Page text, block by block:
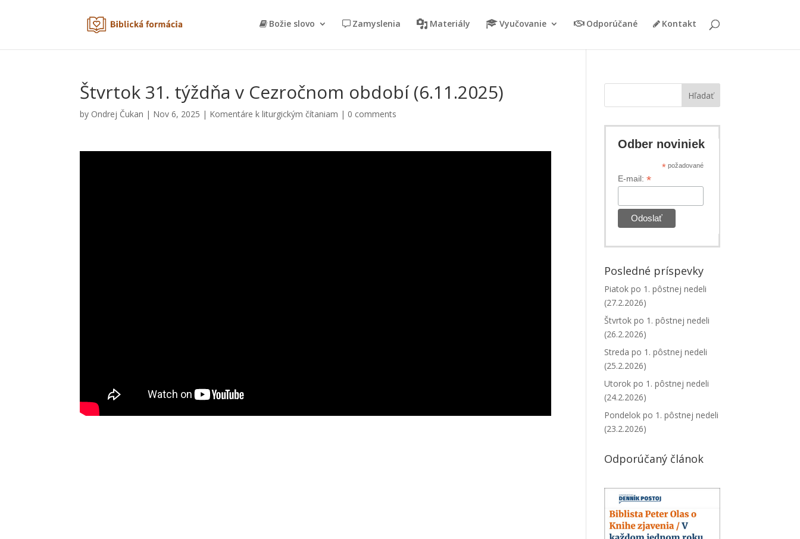
Božie slovo Zamyslenia Materiály Vyučovanie Odporúčané Kontakt
Štvrtok 31. týždňa v Cezročnom období (6.11.2025)
by Ondrej Čukan | Nov 6, 2025 | Komentáre k liturgickým čítaniam | 0 comments
Hľadať
Odber noviniek
* požadované
E-mail:*
Posledné príspevky
Piatok po 1. pôstnej nedeli
(27.2.2026)
Štvrtok po 1. pôstnej nedeli
(26.2.2026)
Streda po 1. pôstnej nedeli
(25.2.2026)
Utorok po 1. pôstnej nedeli
(24.2.2026)
Pondelok po 1. pôstnej nedeli
(23.2.2026)
Odporúčaný článok